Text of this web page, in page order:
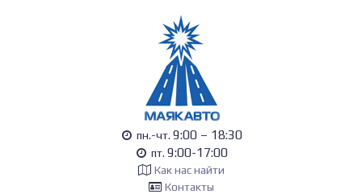
пн.-чт. 9:00 – 18:30
пт. 9:00-17:00
Как нас найти
Контакты